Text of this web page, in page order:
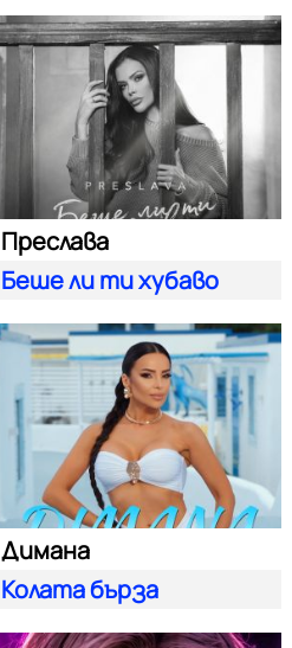
Преслава
Беше ли ти хубаво
Димана
Колата бърза